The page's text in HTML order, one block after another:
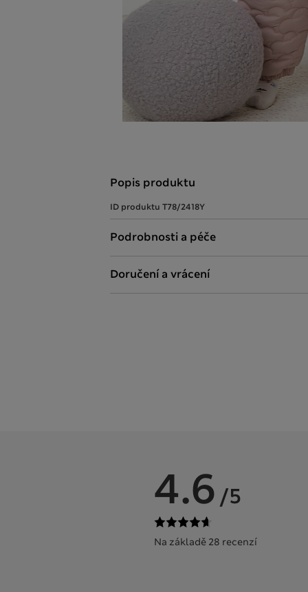
Popis produktu
ID produktu T78/2418Y
Podrobnosti a péče
Doručení a vrácení
4.6 /5
Na základě 28 recenzí